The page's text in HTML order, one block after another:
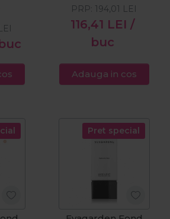
LEI 116,41 LEI /
buc
PRP: 194,01 LEI
Adauga in cos
Pret special